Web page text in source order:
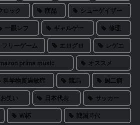
ロック 商品
シューゲイザー
一眼レフ ギャルゲー
修理
フリーゲーム エログロ
レゲエ
prime music
オススメ
科学物質過敏症 競馬
厨二病
お笑い 日本代表
サッカー
W杯 戦国時代